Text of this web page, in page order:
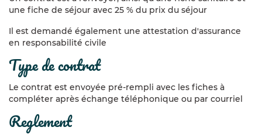
d’écocitoyens.
Pour y parvenir, les moyens s’articulent autour de trois
grands axes :
1) Partager le quotidien d’une famille qui s’efforce de
mettre en pratique les notions de respect de
l’environnement :
Alimentation : les légumes du potager familial, non
traités, sont privilégiés et à défaut des légumes de
saisons et de proximité. Le reste de la nourriture
une fiche de séjour avec 25 % du prix du séjour
Il est demandé également une attestation d'assurance
en responsabilité civile
type de contrat
Le contrat est envoyée pré-rempli avec les fiches à
compléter après échange téléphonique ou par courriel
reglement